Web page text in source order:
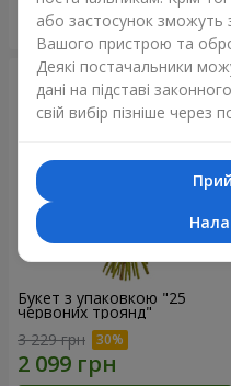
Замовити
Букет з упаковкою "25
червоних троянд"
3 229 грн
або застосунок зможуть
Вашого пристрою та
Деякі постачальники
дані на підставі
свій вибір пізніше через